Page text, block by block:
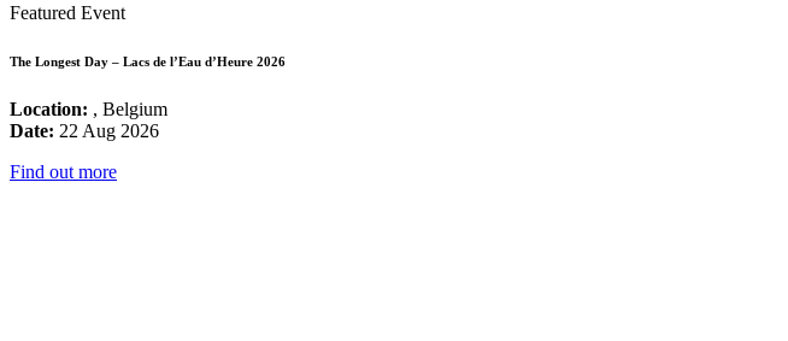
Featured Event
The Longest Day – Lacs de l’Eau d’Heure 2026
Location: , Belgium
Date: 22 Aug 2026
Find out more